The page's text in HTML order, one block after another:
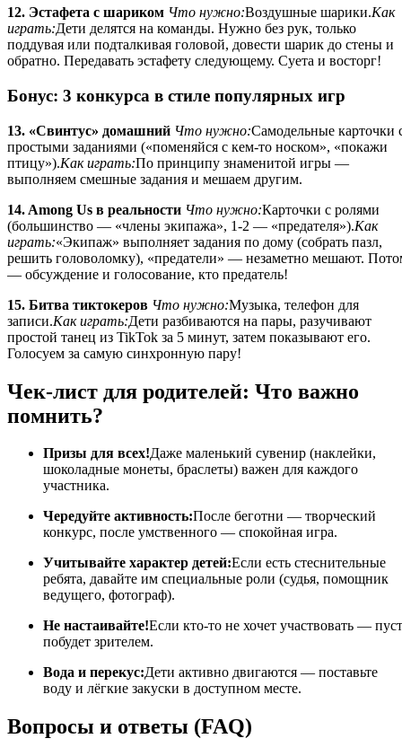
12. Эстафета с шариком Что нужно:Воздушные шарики.Как
играть:Дети делятся на команды. Нужно без рук, только
поддувая или подталкивая головой, довести шарик до стены и
обратно. Передавать эстафету следующему. Суета и восторг!
Бонус: 3 конкурса в стиле популярных игр
13. «Свинтус» домашний Что нужно:Самодельные карточки
простыми заданиями («поменяйся с кем-то носком», «покажи
птицу»).Как играть:По принципу знаменитой игры —
выполняем смешные задания и мешаем другим.
14. Among Us в реальности Что нужно:Карточки с ролями
(большинство — «члены экипажа», 1-2 — «предателя»).Как
играть:«Экипаж» выполняет задания по дому (собрать пазл,
решить головоломку), «предатели» — незаметно мешают.
— обсуждение и голосование, кто предатель!
15. Битва тиктокеров Что нужно:Музыка, телефон для
записи.Как играть:Дети разбиваются на пары, разучивают
простой танец из TikTok за 5 минут, затем показывают его.
Голосуем за самую синхронную пару!
Чек-лист для родителей: Что важно
помнить?
Призы для всех!Даже маленький сувенир (наклейки,
шоколадные монеты, браслеты) важен для каждого
участника.
Чередуйте активность:После беготни — творческий
конкурс, после умственного — спокойная игра.
Учитывайте характер детей:Если есть стеснительные
ребята, давайте им специальные роли (судья, помощник
ведущего, фотограф).
Не настаивайте!Если кто-то не хочет участвовать —
побудет зрителем.
Вода и перекус:Дети активно двигаются — поставьте
воду и лёгкие закуски в доступном месте.
Вопросы и ответы (FAQ)